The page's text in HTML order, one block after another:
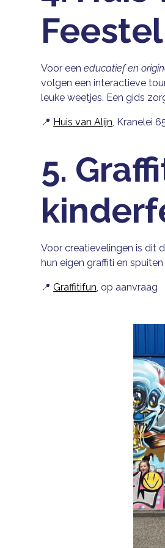
Voor eeneducatief en
volgen een interactieve
leuke weetjes. Een gids
📍 Huis van Alijn, Kranelei
5.
Voor creatievelingen is dit
hun eigen graffiti en
📍Graffitifun, op aanvraag